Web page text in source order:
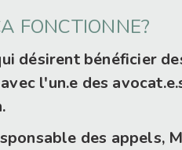
FONCTIONNE?
désirent bénéficier
l'un.e des
des appels,